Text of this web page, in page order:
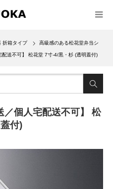
折箱タイプ 高級感のある松花堂弁当シ
配送不可】 松花堂 7寸-4/黒・杉 (透明蓋付)
／個人宅配送不可】 松
付)